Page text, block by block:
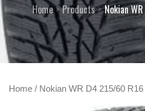
Home Products Nokian
Home / Nokian WR D4 215/60 R16